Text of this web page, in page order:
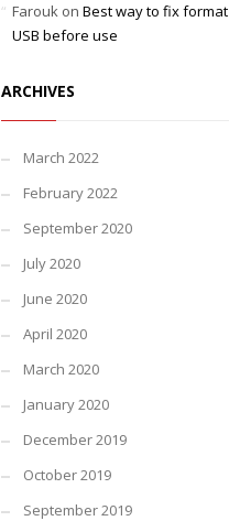
Faroukon Best way to fix format
USB before use
ARCHIVES
March 2022
February 2022
September 2020
July 2020
June 2020
April 2020
March 2020
January 2020
December 2019
October 2019
September 2019